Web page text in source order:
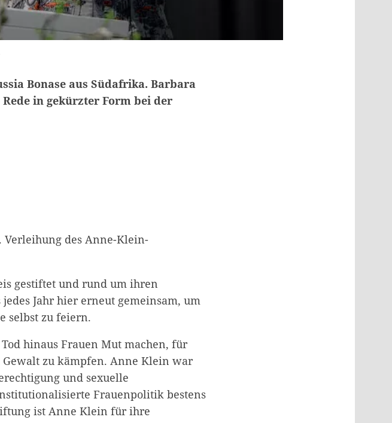
Bonase aus Südafrika. Barbara
in gekürzter Form bei der
des Anne-Klein-
gestiftet und rund um ihren
Jahr hier erneut gemeinsam, um
selbst zu feiern.
hinaus Frauen Mut machen, für
zu kämpfen. Anne Klein war
und sexuelle
Frauenpolitik bestens
ist Anne Klein für ihre